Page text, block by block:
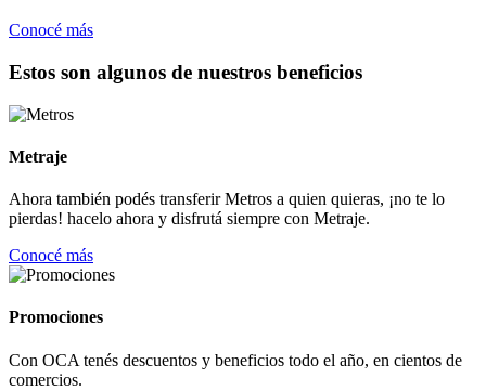
Conocé más
Estos son algunos de nuestros beneficios
Metraje
Ahora también podés transferir Metros a quien quieras, ¡no te lo
pierdas! hacelo ahora y disfrutá siempre con Metraje.
Conocé más
Promociones
Con OCA tenés descuentos y beneficios todo el año, en cientos de
comercios.